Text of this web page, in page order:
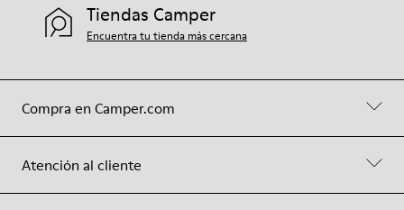
Compra en Camper.com
Atención al cliente
Tiendas Camper
Encuentra tu tienda más cercana